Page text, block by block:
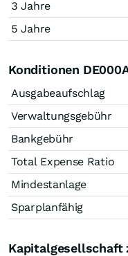
3 Jahre
5 Jahre
Konditionen
Ausgabeaufschlag
Verwaltungsgebühr
Bankgebühr
Total Expense Ratio
Mindestanlage
Sparplanfähig
Kapitalgesellschaft